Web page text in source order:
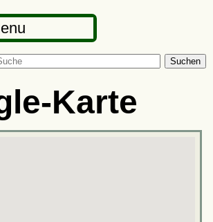
Suchen
Karte